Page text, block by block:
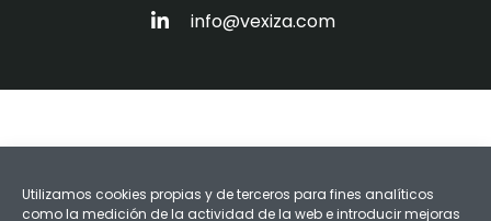
Utilizamos cookies propias y de terceros para fines analíticos
como la medición de la actividad de la web e introducir mejoras
HTTPS://WWW.LINKEDIN.COM/
info@vexiza.com